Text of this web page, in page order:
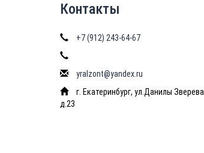
Контакты
+7 (912) 243-64-67
yralzont@yandex.ru
г. Екатеринбург, ул.Данилы Зверева
д.23